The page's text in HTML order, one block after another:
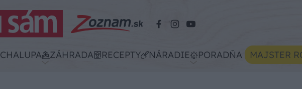
CHALUPA ZÁHRADA RECEPTY NÁRADIE PORADŇA MAJSTER